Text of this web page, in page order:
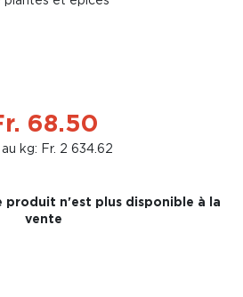
68.50
au kg: Fr. 2 634.62
produit n'est plus disponible à la
vente